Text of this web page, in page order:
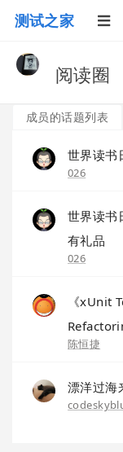
测试之家
阅读圈
成员的话题列表
世界读书
026
世界读书
有礼品
026
《xUnit
陈恒捷
漂洋过海